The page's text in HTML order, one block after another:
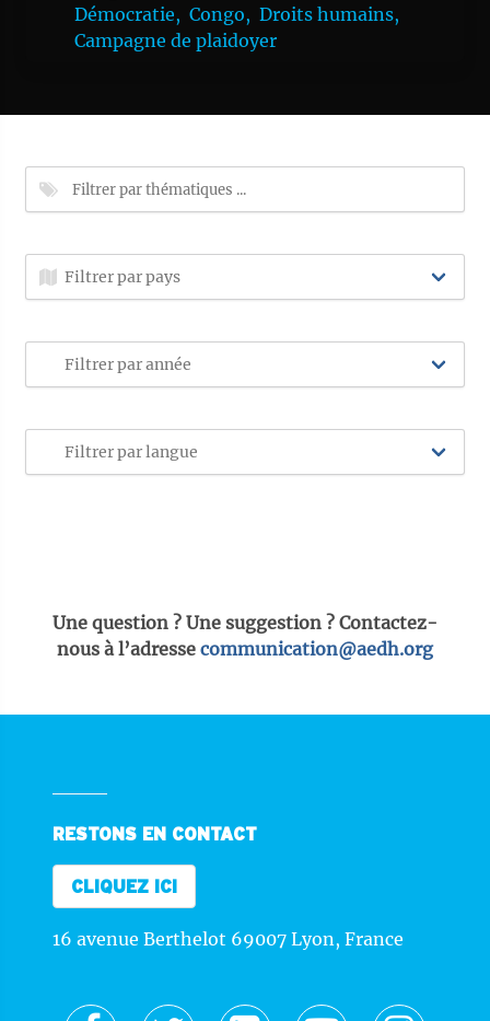
Démocratie, Congo, Droits humains,
Campagne de plaidoyer
Une question ? Une suggestion ? Contactez-
nous à l’adresse communication@aedh.org
RESTONS EN CONTACT
CLIQUEZ ICI
16 avenue Berthelot 69007 Lyon, France